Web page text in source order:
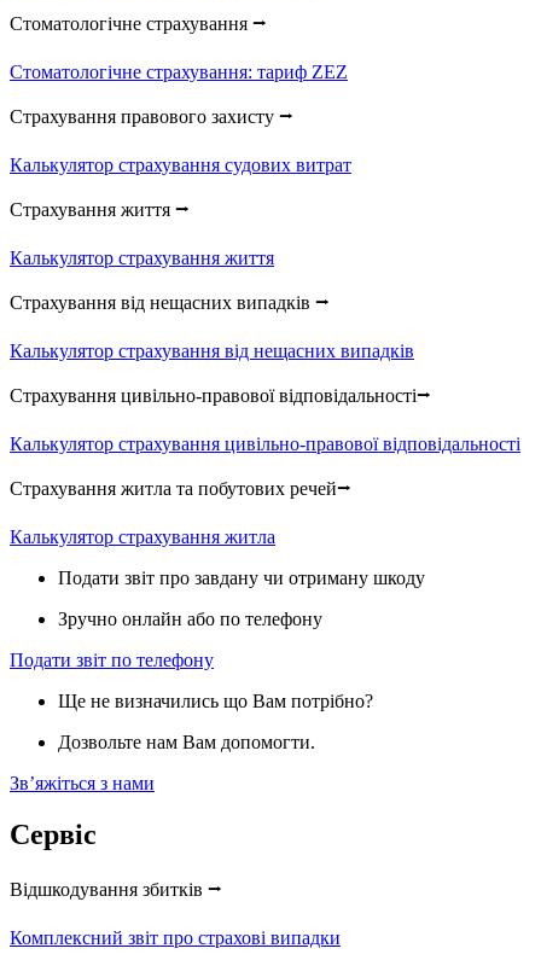
Стоматологічне страхування ⭢
Стоматологічне страхування: тариф ZEZ
Страхування правового захисту ⭢
Калькулятор страхування судових витрат
Страхування життя ⭢
Калькулятор страхування життя
Страхування від нещасних випадків ⭢
Калькулятор страхування від нещасних випадків
Страхування цивільно-правової відповідальності⭢
Калькулятор страхування цивільно-правової відповідальності
Страхування житла та побутових речей⭢
Калькулятор страхування житла
Подати звіт про завдану чи отриману шкоду
Зручно онлайн або по телефону
Подати звіт по телефону
Ще не визначились що Вам потрібно?
Дозвольте нам Вам допомогти.
Звʼяжіться з нами
Сервіс
Відшкодування збитків ⭢
Комплексний звіт про страхові випадки